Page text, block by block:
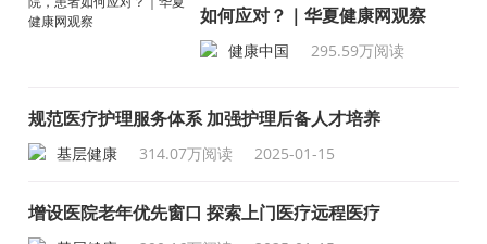
如何应对？｜华夏健康网观察
健康中国
295.59万阅读
规范医疗护理服务体系 加强护理后备人才培养
基层健康 314.07万阅读 2025-01-15
增设医院老年优先窗口 探索上门医疗远程医疗